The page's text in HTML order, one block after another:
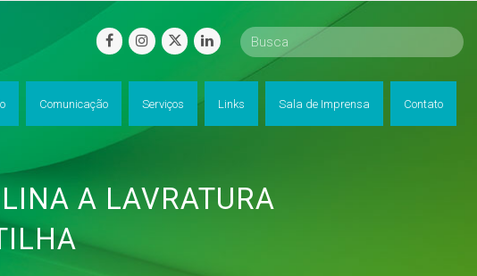
facebookinstagram
twitterlinkedin
Comunicação Serviços Links Sala de Imprensa Contato
A LAVRATURA